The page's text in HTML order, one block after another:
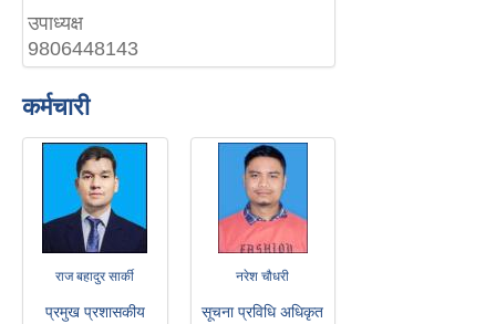
उपाध्यक्ष
9806448143
कर्मचारी
राज बहादुर सार्की
प्रमुख प्रशासकीय
नरेश चौधरी
सूचना प्रविधि अधिकृत